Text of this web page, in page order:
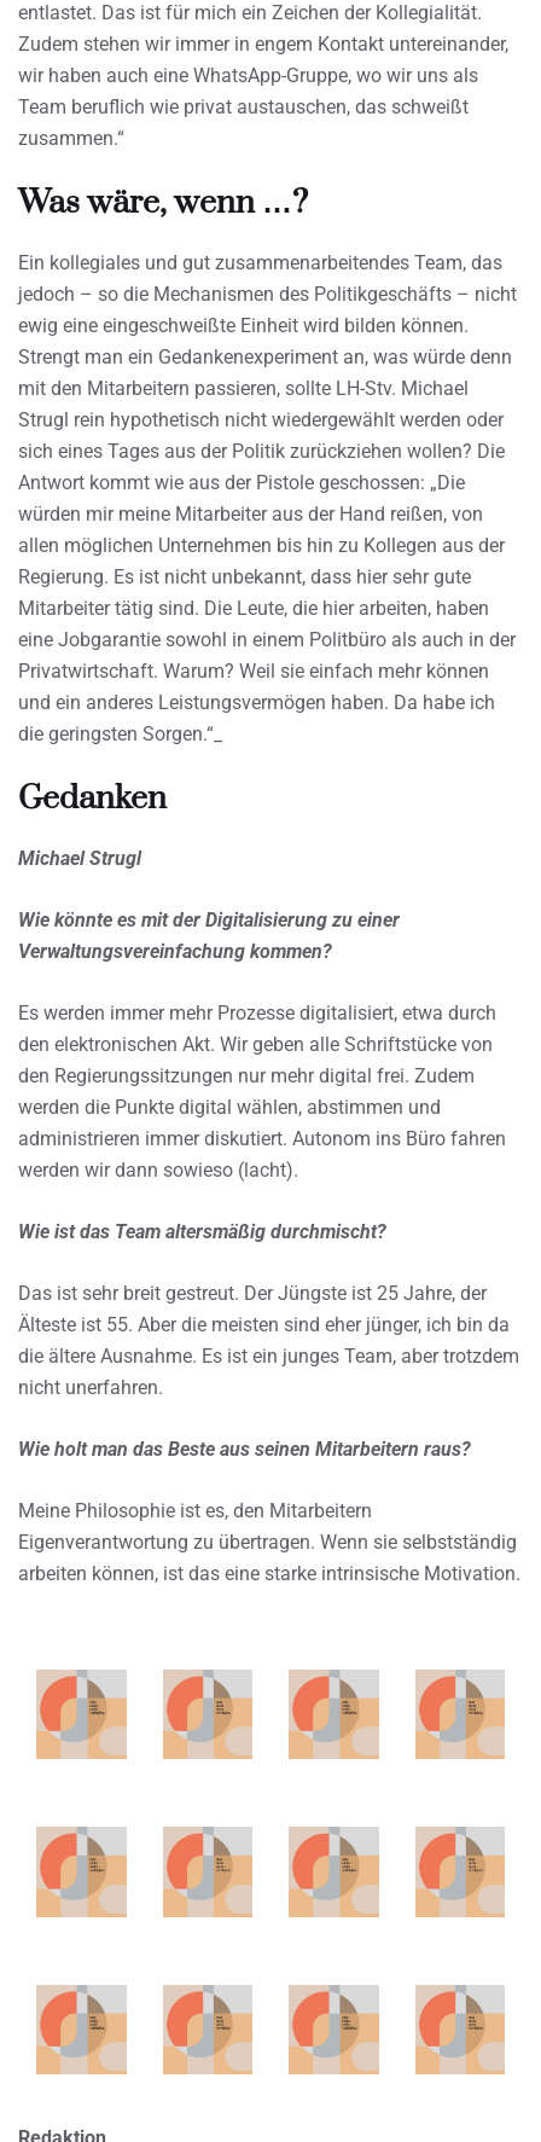
entlastet. Das ist für mich ein Zeichen der Kollegialität.
Zudem stehen wir immer in engem Kontakt untereinander,
wir haben auch eine WhatsApp-Gruppe, wo wir uns als
Team beruflich wie privat austauschen, das schweißt
zusammen.“
Was wäre, wenn …?
Ein kollegiales und gut zusammenarbeitendes Team, das
jedoch – so die Mechanismen des Politikgeschäfts – nicht
ewig eine eingeschweißte Einheit wird bilden können.
Strengt man ein Gedankenexperiment an, was würde denn
mit den Mitarbeitern passieren, sollte LH-Stv. Michael
Strugl rein hypothetisch nicht wiedergewählt werden oder
sich eines Tages aus der Politik zurückziehen wollen? Die
Antwort kommt wie aus der Pistole geschossen: „Die
würden mir meine Mitarbeiter aus der Hand reißen, von
allen möglichen Unternehmen bis hin zu Kollegen aus der
Regierung. Es ist nicht unbekannt, dass hier sehr gute
Mitarbeiter tätig sind. Die Leute, die hier arbeiten, haben
eine Jobgarantie sowohl in einem Politbüro als auch in der
Privatwirtschaft. Warum? Weil sie einfach mehr können
und ein anderes Leistungsvermögen haben. Da habe ich
die geringsten Sorgen.“_
Gedanken
Michael Strugl
Wie könnte es mit der Digitalisierung zu einer
Verwaltungsvereinfachung kommen?
Es werden immer mehr Prozesse digitalisiert, etwa durch
den elektronischen Akt. Wir geben alle Schriftstücke von
den Regierungssitzungen nur mehr digital frei. Zudem
werden die Punkte digital wählen, abstimmen und
administrieren immer diskutiert. Autonom ins Büro fahren
werden wir dann sowieso (lacht).
Wie ist das Team altersmäßig durchmischt?
Das ist sehr breit gestreut. Der Jüngste ist 25 Jahre, der
Älteste ist 55. Aber die meisten sind eher jünger, ich bin da
die ältere Ausnahme. Es ist ein junges Team, aber trotzdem
nicht unerfahren.
Wie holt man das Beste aus seinen Mitarbeitern raus?
Meine Philosophie ist es, den Mitarbeitern
Eigenverantwortung zu übertragen. Wenn sie selbstständig
arbeiten können, ist das eine starke intrinsische Motivation.